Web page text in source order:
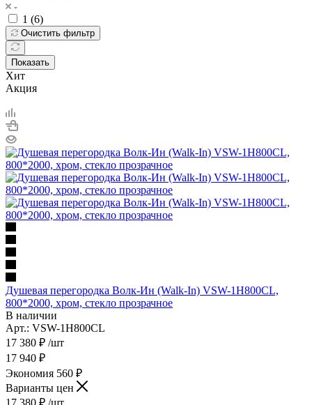
1 (6)
Очистить фильтр
Показать
Хит
Акция
Душевая перегородка Волк-Ин (Walk-In) VSW-1H800CL,
800*2000, хром, стекло прозрачное
В наличии
Арт.: VSW-1H800CL
17 380 ₽ /шт
17 940 ₽
Экономия 560 ₽
Варианты цен